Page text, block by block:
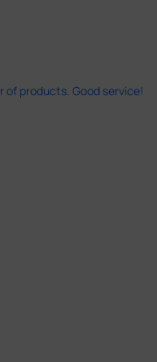
of products. Good service!